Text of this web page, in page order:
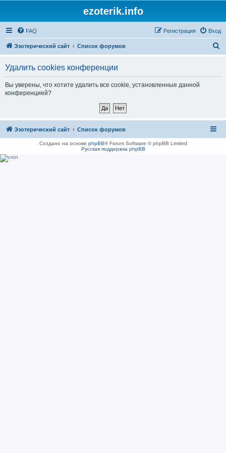
ezoterik.info
FAQ Вход
Регистрация
Эзотерический сайт Список форумов
Удалить cookies конференции
Вы уверены, что хотите удалить все cookie, установленные данной
конференцией?
Эзотерический сайт Список форумов
Создано на основе phpBB® Forum Software © phpBB Limited
Русская поддержка phpBB